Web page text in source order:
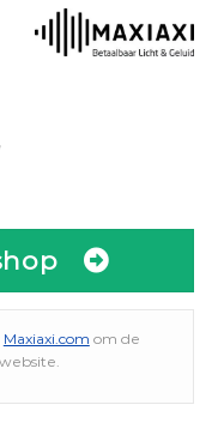
Maxiaxi.com om de